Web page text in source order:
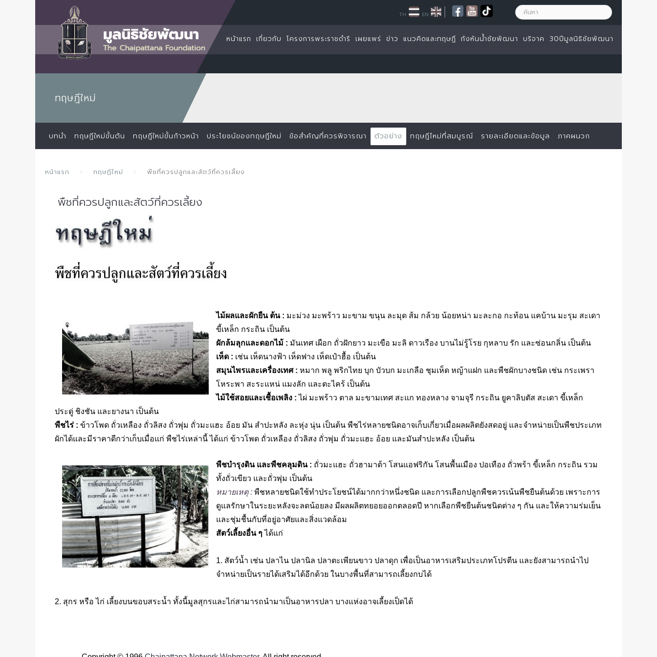
หน้าแรก เกี่ยวกับ โครงการพระราชดำริ เผยแพร่ ข่าว แนวคิดและทฤษฏี กังหันน้ำชัยพัฒนา บริจาค 30ปีมูลนิธิชัยพัฒนา
TH EN |
ทฤษฎีใหม่
บทนำ ทฤษฏีใหม่ขั้นต้น ทฤษฎีใหม่ขั้นก้าวหน้า ประโยชน์ของทฤษฎีใหม่ ข้อสำคัญที่ควรพิจารณา ตัวอย่าง ทฤษฎีไหม่ที่สมบูรณ์ รายละเอียดและข้อมูล ภาคผนวก
หน้าแรก ทฤษฏีใหม่ พืชที่ควรปลูกและสัตว์ที่ควรเลี้ยง
พืชที่ควรปลูกและสัตว์ที่ควรเลี้ยง
ไม้ผลและผักยืน ต้น : มะม่วง มะพร้าว มะขาม ขนุน ละมุด ส้ม กล้วย น้อยหน่า มะละกอ กะท้อน แคบ้าน มะรุม สะเดา
ขี้เหล็ก กระถิน เป็นต้น
ผักล้มลุกและดอกไม้ : มันเทศ เผือก ถั่วฝักยาว มะเขือ มะลิ ดาวเรือง บานไม่รู้โรย กุหลาบ รัก และซ่อนกลิ่น เป็นต้น
เห็ด : เช่น เห็ดนางฟ้า เห็ดฟาง เห็ดเป๋าฮื้อ เป็นต้น
สมุนไพรและเครื่องเทศ : หมาก พลู พริกไทย บุก บัวบก มะเกลือ ชุมเห็ด หญ้าแฝก และพืชผักบางชนิด เช่น กระเพรา
โหระพา สะระแหน่ แมงลัก และตะไคร้ เป็นต้น
ไม้ใช้สอยและเชื้อเพลิง : ไผ่ มะพร้าว ตาล มะขามเทศ สะแก ทองหลาง จามจุรี กระถิน ยูคาลิบตัส สะเดา ขี้เหล็ก
ประดู่ ชิงชัน และยางนา เป็นต้น
พืชไร่ : ข้าวโพด ถั่วเหลือง ถั่วลิสง ถั่วพุ่ม ถั่วมะแฮะ อ้อย มัน สำปะหลัง ละหุ่ง นุ่น เป็นต้น พืชไร่หลายชนิดอาจเก็บเกี่ยวเมื่อผลผลิตยังสดอยู่ และจำหน่ายเป็นพืชประเภท
ผักได้และมีราคาดีกว่าเก็บเมื่อแก่ พืชไร่เหล่านี้ ได้แก่ ข้าวโพด ถั่วเหลือง ถั่วลิสง ถั่วพุ่ม ถั่วมะแฮะ อ้อย และมันสำปะหลัง เป็นต้น
พืชบำรุงดิน และพืชคลุมดิน : ถั่วมะแฮะ ถั่วฮามาต้า โสนแอฟริกัน โสนพื้นเมือง ปอเทือง ถั่วพร้า ขี้เหล็ก กระถิน รวม
ทั้งถั่วเขียว และถั่วพุ่ม เป็นต้น
หมายเหตุ : พืชหลายชนิดใช้ทำประโยชน์ได้มากกว่าหนึ่งชนิด และการเลือกปลูกพืชควรเน้นพืชยืนต้นด้วย เพราะการ
ดูแลรักษาในระยะหลังจะลดน้อยลง มีผลผลิตทยอยออกตลอดปี หากเลือกพืชยืนต้นชนิดต่าง ๆ กัน และให้ความร่มเย็น
และชุ่มชื้นกับที่อยู่อาศัยและสิ่งแวดล้อม
สัตว์เลี้ยงอื่น ๆ ได้แก่
1. สัตว์น้ำ เช่น ปลาไน ปลานิล ปลาตะเพียนขาว ปลาดุก เพื่อเป็นอาหารเสริมประเภทโปรตีน และยังสามารถนำไป
จำหน่ายเป็นรายได้เสริมได้อีกด้วย ในบางพื้นที่สามารถเลี้ยงกบได้
2. สุกร หรือ ไก่ เลี้ยงบนขอบสระน้ำ ทั้งนี้มูลสุกรและไก่สามารถนำมาเป็นอาหารปลา บางแห่งอาจเลี้ยงเป็ดได้